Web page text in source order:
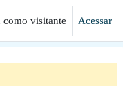
como visitante Acessar